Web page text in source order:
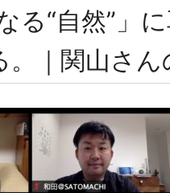
る“自然”」
。｜関山さん